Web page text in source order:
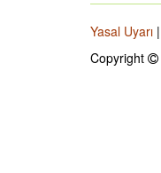
Yasal Uyarı |
Copyright